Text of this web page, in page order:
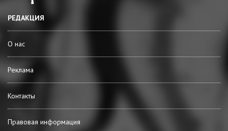
РЕДАКЦИЯ
О нас
Реклама
Контакты
Правовая информация